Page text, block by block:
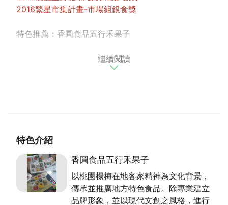
2016繁星市集計畫-市場組銀食獎
特色推薦：香圓食品五行禾果子
老板以注重養生為出發，以自種的南瓜做天然染劑製成
的南瓜包，而食材的來源也達到減碳標準，用自己的田
多人能吃到健康的好味道。
繼續閱讀
特色介紹
香圓食品五行禾果子
以桃園楊梅在地客家精神為文化背景，
傳承並推廣地方特色食品。除專業建立
品牌形象，並以現代文創之風格，進行